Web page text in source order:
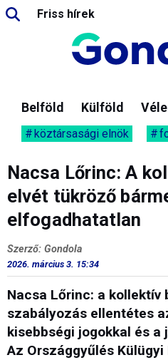
Friss hírek
Belföld Külföld
köztársasági elnök
Nacsa Lőrinc: A
elvét tükröző
elfogadhatatlan
Szerző: Gondola
2026. március 3. 15:34
Nacsa Lőrinc: a kollektív
szabályozás ellentétes
kisebbségi jogokkal és a
Az Országgyűlés